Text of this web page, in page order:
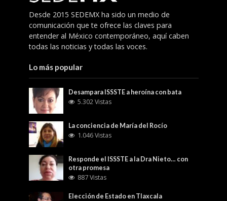
Desde 2015 SEDEMX ha sido un medio de
comunicación que te ofrece las claves para
entender al México contemporáneo, aquí caben
todas las noticias y todas las voces.
Lo más popular
Desampara ISSSTE a heroína con bata
5.302 Vistas
La conciencia de María del Rocío
1.046 Vistas
Responde el ISSSTE a la Dra Nieto… con
otra promesa
887 Vistas
Elección de Estado en Tlaxcala